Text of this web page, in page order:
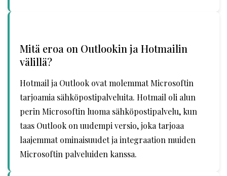
Mitä eroa on Outlookin ja Hotmailin
välillä?
Hotmail ja Outlook ovat molemmat Microsoftin
tarjoamia sähköpostipalveluita. Hotmail oli alun
perin Microsoftin luoma sähköpostipalvelu, kun
taas Outlook on uudempi versio, joka tarjoaa
laajemmat ominaisuudet ja integraation muiden
Microsoftin palveluiden kanssa.